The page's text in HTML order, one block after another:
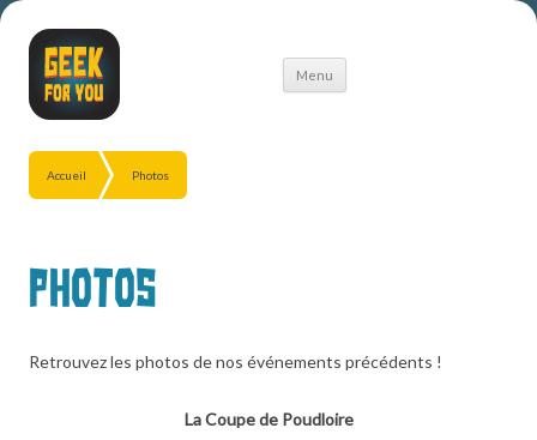
Menu
Aller
Accueil Photos
Photos
Retrouvez les photos de nos événements précédents !
La Coupe de Poudloire